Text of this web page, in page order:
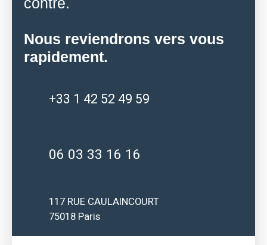
Nous reviendrons vers vous
rapidement.
+33 1 42 52 49 59
06 03 33 16 16
117 RUE CAULAINCOURT
75018 Paris